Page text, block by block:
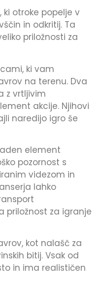
ki otroke popelje v
in odkritij. Ta
priložnosti za
ki vam
na terenu. Dva
z vrtljivim
akcije. Njihovi
naredijo igro še
element
pozornost s
videzom in
lahko
priložnost za igranje
kot nalašč za
bitij. Vsak od
in ima realističen